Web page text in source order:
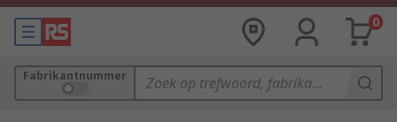
0
Fabrikantnummer